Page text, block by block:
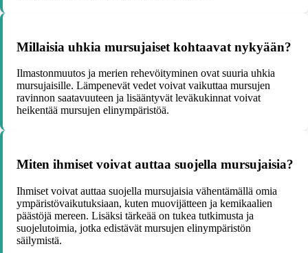
Millaisia uhkia mursujaiset kohtaavat nykyään?
Ilmastonmuutos ja merien rehevöityminen ovat suuria uhkia
mursujaisille. Lämpenevät vedet voivat vaikuttaa mursujen
ravinnon saatavuuteen ja lisääntyvät leväkukinnat voivat
heikentää mursujen elinympäristöä.
Miten ihmiset voivat auttaa suojella mursujaisia?
Ihmiset voivat auttaa suojella mursujaisia vähentämällä omia
ympäristövaikutuksiaan, kuten muovijätteen ja kemikaalien
päästöjä mereen. Lisäksi tärkeää on tukea tutkimusta ja
suojelutoimia, jotka edistävät mursujen elinympäristön
säilymistä.